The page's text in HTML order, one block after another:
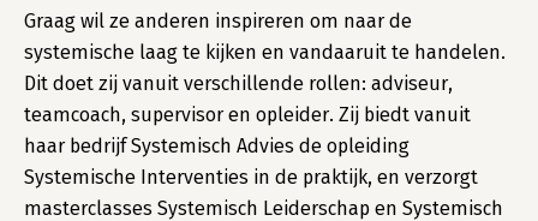
Graag wil ze anderen inspireren om naar de
systemische laag te kijken en vandaaruit te handelen.
Dit doet zij vanuit verschillende rollen: adviseur,
teamcoach, supervisor en opleider. Zij biedt vanuit
haar bedrijf Systemisch Advies de opleiding
Systemische Interventies in de praktijk, en verzorgt
masterclasses Systemisch Leiderschap en Systemisch